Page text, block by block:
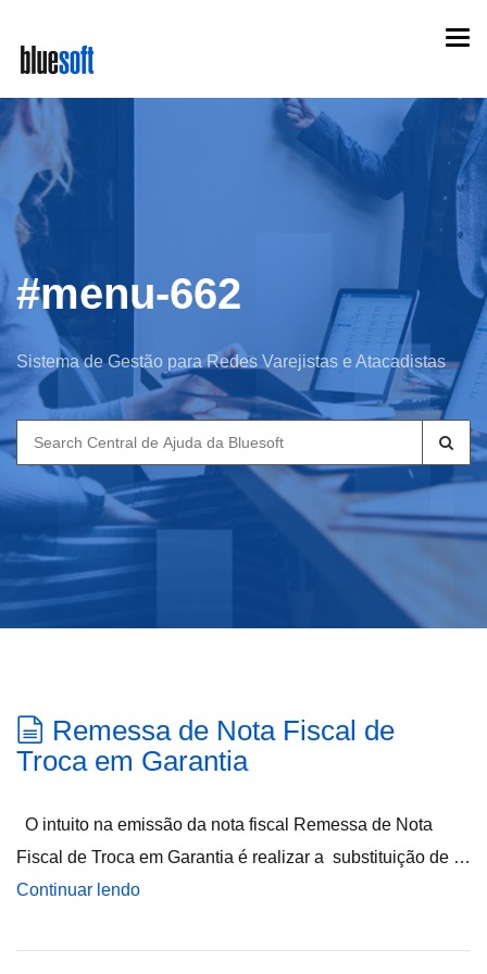
main
content
#menu-662
Sistema de Gestão para Redes Varejistas e Atacadistas
Search
for:
Remessa de Nota Fiscal de
Troca em Garantia
O intuito na emissão da nota fiscal Remessa de Nota
Fiscal de Troca em Garantia é realizar a substituição de …
Continuar lendo